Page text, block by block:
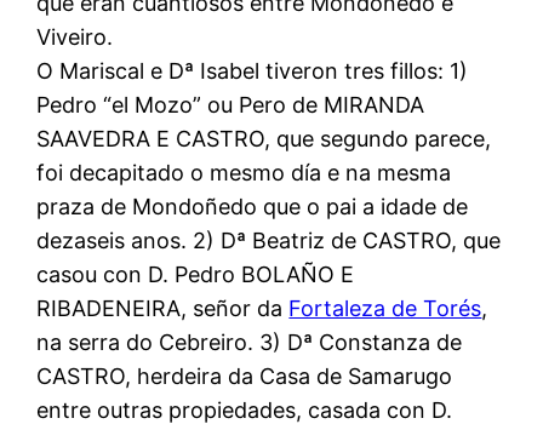
Viveiro.
O Mariscal e Dª Isabel tiveron tres fillos: 1)
Pedro “el Mozo” ou Pero de MIRANDA
SAAVEDRA E CASTRO, que segundo parece,
foi decapitado o mesmo día e na mesma
praza de Mondoñedo que o pai a idade de
dezaseis anos. 2) Dª Beatriz de CASTRO, que
casou con D. Pedro BOLAÑO E
RIBADENEIRA, señor da Fortaleza de Torés,
na serra do Cebreiro. 3) Dª Constanza de
CASTRO, herdeira da Casa de Samarugo
entre outras propiedades, casada con D.